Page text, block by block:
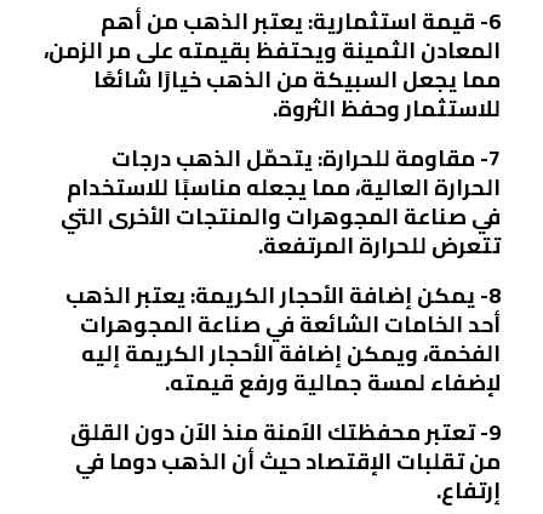
6- قيمة استثمارية: يعتبر الذهب من أهم
المعادن الثمينة ويحتفظ بقيمته على مر الزمن،
مما يجعل السبيكة من الذهب خيارًا شائعًا
للاستثمار وحفظ الثروة.
7- مقاومة للحرارة: يتحمّل الذهب درجات
الحرارة العالية، مما يجعله مناسبًا للاستخدام
في صناعة المجوهرات والمنتجات الأخرى التي
تتعرض للحرارة المرتفعة.
8- يمكن إضافة الأحجار الكريمة: يعتبر الذهب
أحد الخامات الشائعة في صناعة المجوهرات
الفخمة، ويمكن إضافة الأحجار الكريمة إليه
لإضفاء لمسة جمالية ورفع قيمته.
9- تعتبر محفظتك الآمنة منذ الآن دون القلق
من تقلبات الإقتصاد حيث أن الذهب دوما في
إرتفاع.